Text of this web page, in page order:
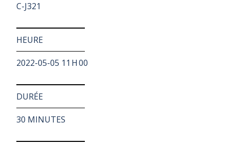
C-J321
HEURE
2022-05-05 11 H 00
DURÉE
30 MINUTES